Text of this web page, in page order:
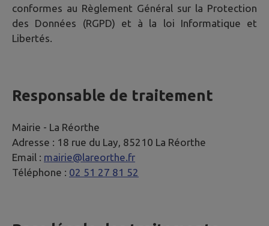
conformes au Règlement Général sur la Protection
des Données (RGPD) et à la loi Informatique et
Libertés.
Responsable de traitement
Mairie - La Réorthe
Adresse : 18 rue du Lay, 85210 La Réorthe
Email : mairie@lareorthe.fr
Téléphone : 02 51 27 81 52